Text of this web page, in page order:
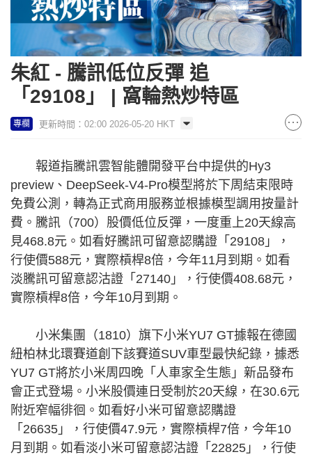
朱紅 - 騰訊低位反彈 追
「29108」 | 窩輪熱炒特區
專欄 更新時間：02:00 2026-05-20 HKT
報道指騰訊雲智能體開發平台中提供的Hy3
preview、DeepSeek-V4-Pro模型將於下周結束限時
免費公測，轉為正式商用服務並根據模型調用按量計
費。騰訊（700）股價低位反彈，一度重上20天線高
見468.8元。如看好騰訊可留意認購證「29108」，
行使價588元，實際槓桿8倍，今年11月到期。如看
淡騰訊可留意認沽證「27140」，行使價408.68元，
實際槓桿8倍，今年10月到期。
小米集團（1810）旗下小米YU7 GT據報在德國
紐柏林北環賽道創下該賽道SUV車型最快紀錄，據悉
YU7 GT將於小米周四晚「人車家全生態」新品發布
會正式登場。小米股價連日受制於20天線，在30.6元
附近窄幅徘徊。如看好小米可留意認購證
「26635」，行使價47.9元，實際槓桿7倍，今年10
月到期。如看淡小米可留意認沽證「22825」，行使